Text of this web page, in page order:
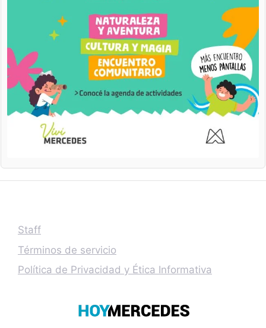
Staff
Términos de servicio
Política de Privacidad y Ética Informativa